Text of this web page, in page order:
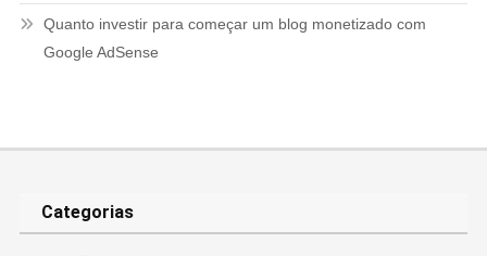
Quanto investir para começar um blog monetizado com
Google AdSense
Categorias